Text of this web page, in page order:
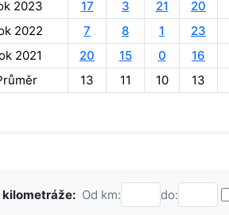
2023
17 3 21 20
2022
7 8 1 23
2021
20 15 0 16
13 11 10 13
kilometráže: Od km: do: